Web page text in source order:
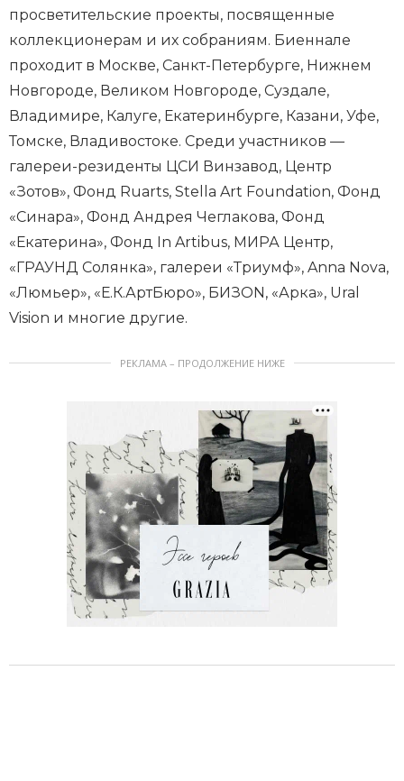
просветительские проекты, посвященные
коллекционерам и их собраниям. Биеннале
проходит в Москве, Санкт-Петербурге, Нижнем
Новгороде, Великом Новгороде, Суздале,
Владимире, Калуге, Екатеринбурге, Казани, Уфе,
Томске, Владивостоке. Среди участников —
галереи-резиденты ЦСИ Винзавод, Центр
«Зотов», Фонд Ruarts, Stella Art Foundation, Фонд
«Синара», Фонд Андрея Чеглакова, Фонд
«Екатерина», Фонд In Artibus, МИРА Центр,
«ГРАУНД Солянка», галереи «Триумф», Anna Nova,
«Люмьер», «Е.К.АртБюро», БИЗОN, «Арка», Ural
Vision и многие другие.
РЕКЛАМА – ПРОДОЛЖЕНИЕ НИЖЕ